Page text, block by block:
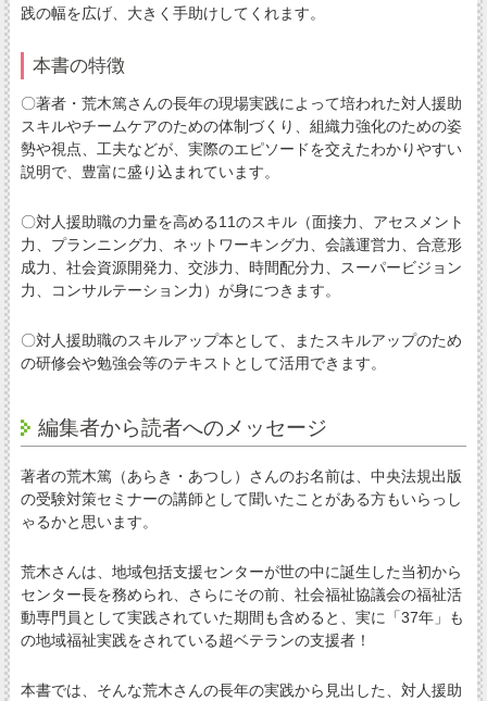
践の幅を広げ、大きく手助けしてくれます。
本書の特徴
〇著者・荒木篤さんの長年の現場実践によって培われた対人援助
スキルやチームケアのための体制づくり、組織力強化のための姿
勢や視点、工夫などが、実際のエピソードを交えたわかりやすい
説明で、豊富に盛り込まれています。
〇対人援助職の力量を高める11のスキル（面接力、アセスメント
力、プランニング力、ネットワーキング力、会議運営力、合意形
成力、社会資源開発力、交渉力、時間配分力、スーパービジョン
力、コンサルテーション力）が身につきます。
〇対人援助職のスキルアップ本として、またスキルアップのため
の研修会や勉強会等のテキストとして活用できます。
編集者から読者へのメッセージ
著者の荒木篤（あらき・あつし）さんのお名前は、中央法規出版
の受験対策セミナーの講師として聞いたことがある方もいらっし
ゃるかと思います。
荒木さんは、地域包括支援センターが世の中に誕生した当初から
センター長を務められ、さらにその前、社会福祉協議会の福祉活
動専門員として実践されていた期間も含めると、実に「37年」も
の地域福祉実践をされている超ベテランの支援者！
本書では、そんな荒木さんの長年の実践から見出した、対人援助